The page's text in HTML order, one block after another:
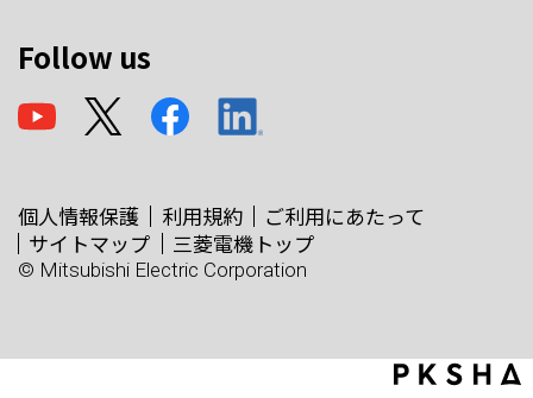
Follow us
個人情報保護 利用規約
ご利用にあたって
サイトマップ
三菱電機トップ
© Mitsubishi Electric Corporation